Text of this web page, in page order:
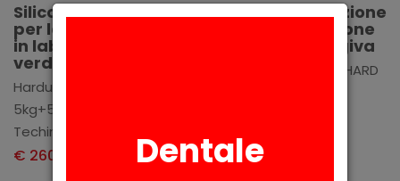
Silicone di addizione
per la duplicazione
in laboratorio-
verde
Harduplex 30 sh -
5kg+5kg
Techim Group
€ 260,91
Silicone di addizione
per la riproduzione
della finta gengiva
Gengisil - 2x50 ml - HARD
Dentale